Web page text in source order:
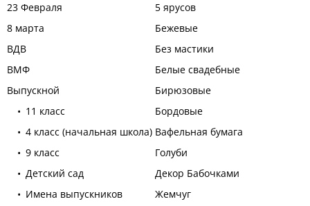
23 Февраля
8 марта
ВДВ
ВМФ
Выпускной
11 класс
4 класс (начальная школа)
9 класс
Детский сад
Имена выпускников
5 ярусов
Бежевые
Без мастики
Белые свадебные
Бирюзовые
Бордовые
Вафельная бумага
Голуби
Декор Бабочками
Жемчуг